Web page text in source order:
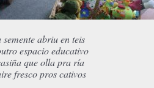
semente abriu en teis
espacio educativo
que olla pra ría
fresco pros cativos